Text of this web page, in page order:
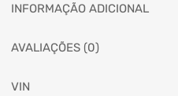
INFORMAÇÃO ADICIONAL
AVALIAÇÕES (0)
VIN